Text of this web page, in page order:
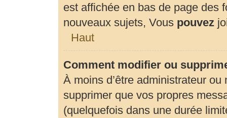
est affichée en bas de page des
nouveaux sujets, Vous pouvez
Haut
Comment modifier ou
À moins d’être administrateur
supprimer que vos propres
(quelquefois dans une durée